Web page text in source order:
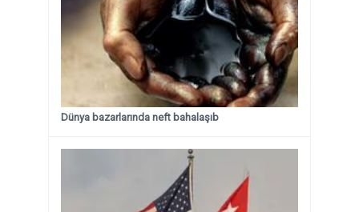
Dünya bazarlarında neft bahalaşıb